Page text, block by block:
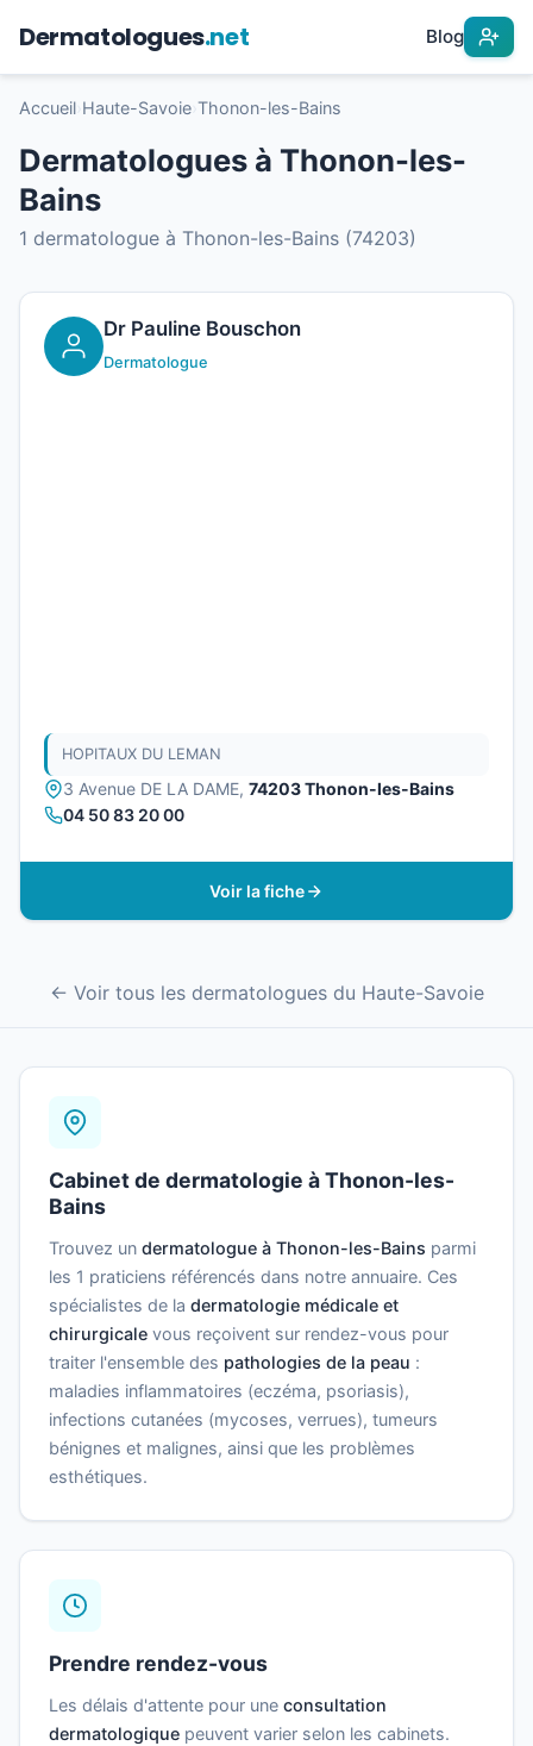
Dermatologues.net Blog
Accueil Haute-Savoie Thonon-les-Bains
Dermatologues à Thonon-les-
Bains
1 dermatologue à Thonon-les-Bains (74203)
Dr Pauline Bouschon
Dermatologue
HOPITAUX DU LEMAN
3 Avenue DE LA DAME, 74203 Thonon-les-Bains
04 50 83 20 00
Voir la fiche
← Voir tous les dermatologues du Haute-Savoie
Cabinet de dermatologie à Thonon-les-
Bains
Trouvez un dermatologue à Thonon-les-Bains parmi
les 1 praticiens référencés dans notre annuaire. Ces
spécialistes de la dermatologie médicale et
chirurgicale vous reçoivent sur rendez-vous pour
traiter l'ensemble des pathologies de la peau :
maladies inflammatoires (eczéma, psoriasis),
infections cutanées (mycoses, verrues), tumeurs
bénignes et malignes, ainsi que les problèmes
esthétiques.
Prendre rendez-vous
Les délais d'attente pour une consultation
dermatologique peuvent varier selon les cabinets.